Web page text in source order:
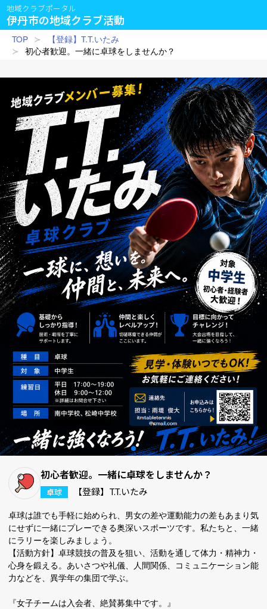
地域クラブポータル
伊丹市の地域クラブ活動
TOP
【登録】T.T.いたみ
初心者歓迎。一緒に卓球をしませんか？
初心者歓迎。一緒に卓球をしませんか？
卓球 【登録】T.T.いたみ
卓球は誰でも手軽に始められ、男女の差や運動能力の差もあまり気
にせずに一緒にプレーできる奥深いスポーツです。私たちと、一緒
にラリーを楽しみましょう。
【活動方針】卓球競技の普及を狙い、活動を通して体力・精神力・
心身を鍛える。あいさつや礼儀、人間関係、コミュニケーション能
力などを、異学年の集団で学ぶ。
『女子チームは入会者、絶賛募集中です。』